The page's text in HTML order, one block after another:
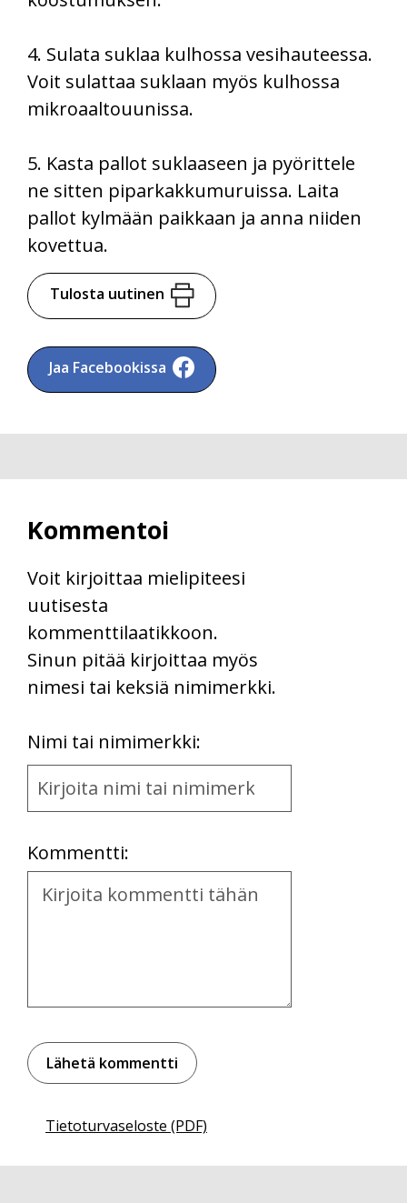
4. Sulata suklaa kulhossa vesihauteessa.
Voit sulattaa suklaan myös kulhossa
mikroaaltouunissa.
5. Kasta pallot suklaaseen ja pyörittele
ne sitten piparkakkumuruissa. Laita
pallot kylmään paikkaan ja anna niiden
kovettua.
Tulosta uutinen
Jaa Facebookissa
Kommentoi
Voit kirjoittaa mielipiteesi
uutisesta
kommenttilaatikkoon.
Sinun pitää kirjoittaa myös
nimesi tai keksiä nimimerkki.
Nimi tai nimimerkki:
Name
and
Kommentti:
Kommentti
Tietoturvaseloste (PDF)